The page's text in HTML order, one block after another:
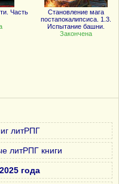
Часть
Становление мага
постапокалипсиса. 1.3.
Испытание башни.
Закончена
литРПГ
литРПГ книги
года